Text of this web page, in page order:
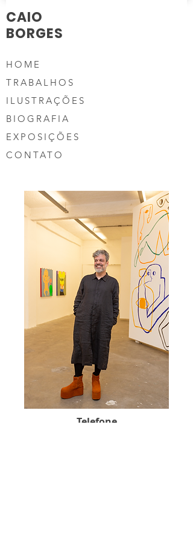
CAIO
BORGES
HOME
TRABALHOS
ILUSTRAÇÕES
BIOGRAFIA
EXPOSIÇÕES
CONTATO
Telefone